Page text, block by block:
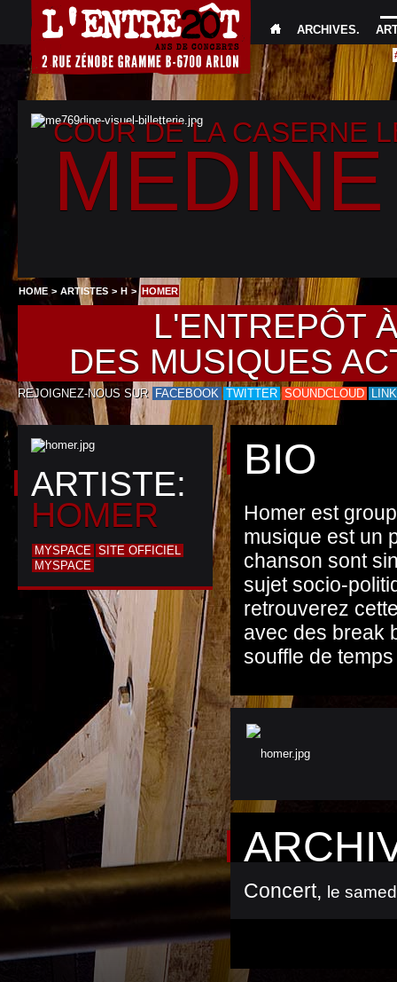
ARCHIVES.
COUR DE LA CASERNE
MEDINE
HOME > ARTISTES > H > HOMER
L'ENTREPÔT
DES MUSIQUES
REJOIGNEZ-NOUS SUR FACEBOOK TWITTER SOUNDCLOUD
ARTISTE:
HOMER
MYSPACE SITE OFFICIEL
MYSPACE
BIO
Homer est
musique est un
chanson sont
sujet socio-
retrouverez
avec des break
souffle de
Concert, le